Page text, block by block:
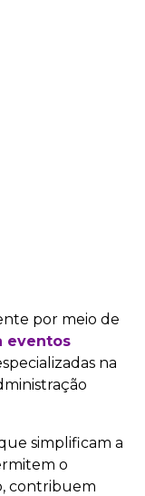
por meio de
eventos
na
simplificam a
o
contribuem